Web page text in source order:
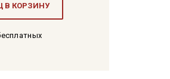
В КОРЗИНУ